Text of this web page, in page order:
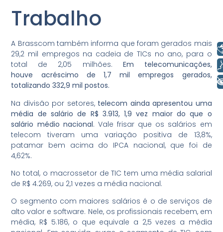
Trabalho
A Brasscom também informa que foram gerados mais
29,2 mil empregos na cadeia de TICs no ano, para o
total de 2,05 milhões. Em telecomunicações,
houve acréscimo de 1,7 mil empregos gerados,
totalizando 332,9 mil postos.
Na divisão por setores, telecom ainda apresentou uma
média de salário de R$ 3.913, 1,9 vez maior do que o
salário médio nacional. Vale frisar que os salários em
telecom tiveram uma variação positiva de 13,8%,
patamar bem acima do IPCA nacional, que foi de
4,62%.
No total, o macrossetor de TIC tem uma média salarial
de R$ 4.269, ou 2,1 vezes a média nacional.
O segmento com maiores salários é o de serviços de
alto valor e software. Nele, os profissionais recebem, em
média, R$ 5.186, o que equivale a 2,5 vezes a média
Libras
Voz
+ Acessibilidade